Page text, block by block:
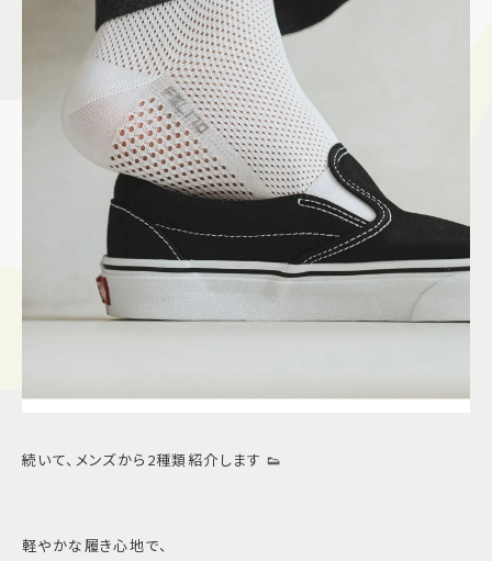
続いて、メンズから2種類紹介します 👟
軽やかな履き心地で、